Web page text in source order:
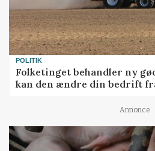
POLITIK
Folketinget behandler ny
kan den ændre din bedrift
Annonce